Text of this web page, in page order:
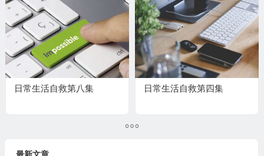
日常生活自救第八集 日常生活自救第四集